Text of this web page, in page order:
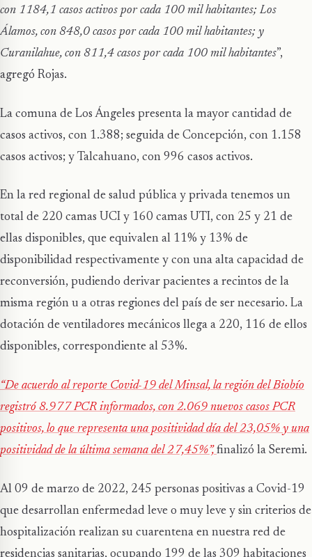
con 1184,1 casos activos por cada 100 mil habitantes; Los
Álamos, con 848,0 casos por cada 100 mil habitantes; y
Curanilahue, con 811,4 casos por cada 100 mil habitantes”,
agregó Rojas.
La comuna de Los Ángeles presenta la mayor cantidad de
casos activos, con 1.388; seguida de Concepción, con 1.158
casos activos; y Talcahuano, con 996 casos activos.
En la red regional de salud pública y privada tenemos un
total de 220 camas UCI y 160 camas UTI, con 25 y 21 de
ellas disponibles, que equivalen al 11% y 13% de
disponibilidad respectivamente y con una alta capacidad de
reconversión, pudiendo derivar pacientes a recintos de la
misma región u a otras regiones del país de ser necesario. La
dotación de ventiladores mecánicos llega a 220, 116 de ellos
disponibles, correspondiente al 53%.
“De acuerdo al reporte Covid-19 del Minsal, la región del Biobío
registró 8.977 PCR informados, con 2.069 nuevos casos PCR
positivos, lo que representa una positividad día del 23,05% y una
positividad de la última semana del 27,45%”,finalizó la Seremi.
Al 09 de marzo de 2022, 245 personas positivas a Covid-19
que desarrollan enfermedad leve o muy leve y sin criterios de
hospitalización realizan su cuarentena en nuestra red de
residencias sanitarias, ocupando 199 de las 309 habitaciones